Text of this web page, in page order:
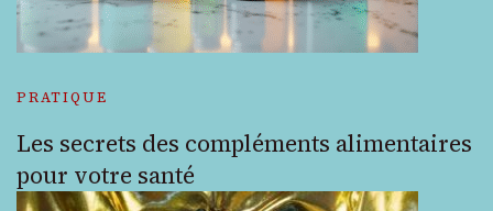
PRATIQUE
Les secrets des compléments alimentaires
pour votre santé